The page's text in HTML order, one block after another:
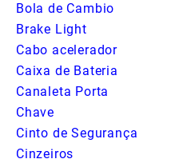
Bola de Cambio
Brake Light
Cabo acelerador
Caixa de Bateria
Canaleta Porta
Chave
Cinto de Segurança
Cinzeiros